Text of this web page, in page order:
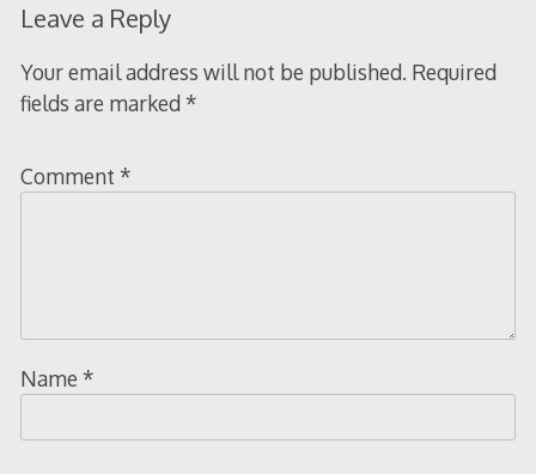
Leave a Reply
Your email address will not be published. Required
fields are marked *
Comment *
Name *